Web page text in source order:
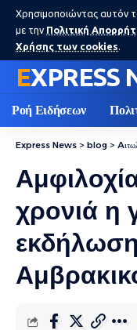
Χρησιμοποιώντας αυτόν
με την Πολιτική
Χρήσης των cookies.
EXPRESS
Ροή Ειδήσεων
Express News > blog >
χρονιά η